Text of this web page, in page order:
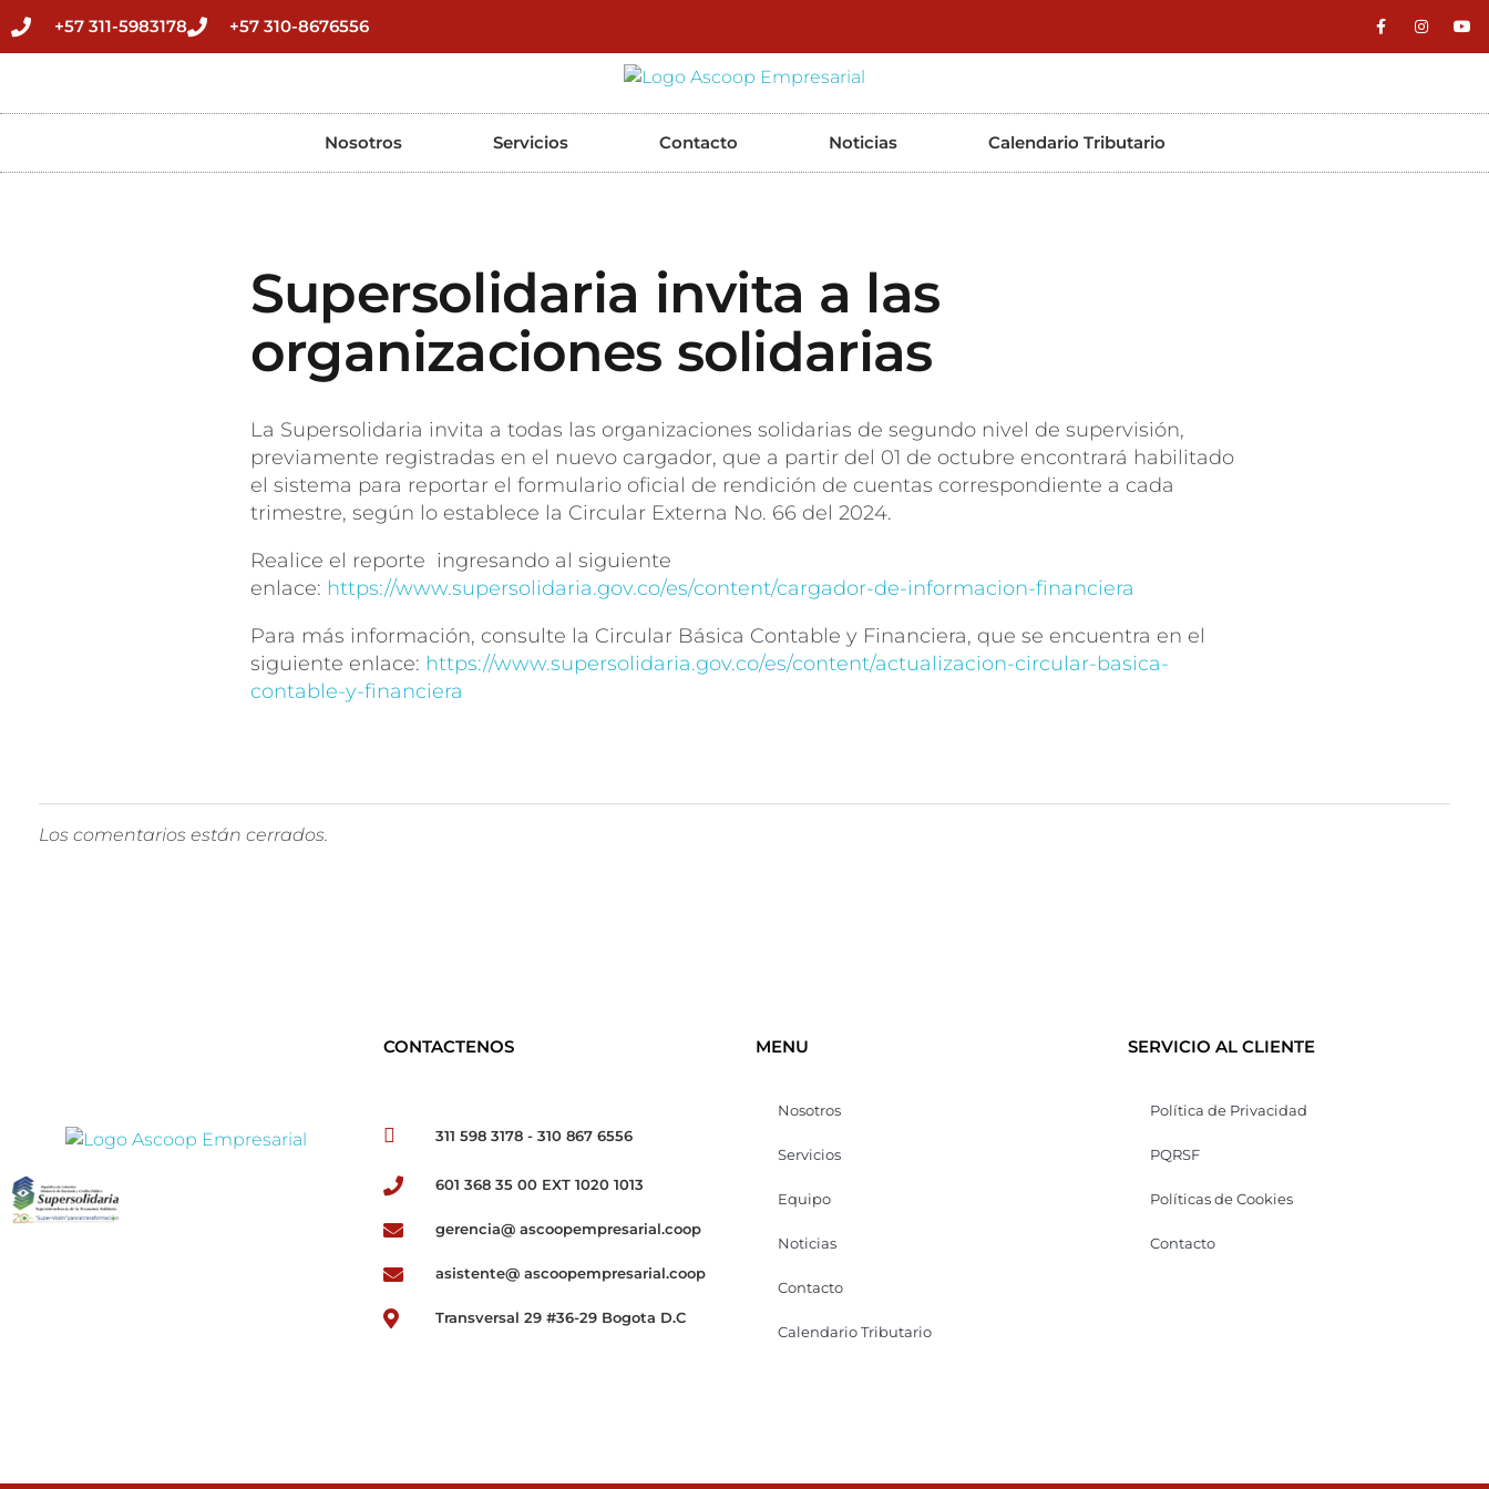
+57 311-5983178 +57 310-8676556
Nosotros Servicios Contacto Noticias Calendario Tributario
Supersolidaria invita a las
organizaciones solidarias
La Supersolidaria invita a todas las organizaciones solidarias de segundo nivel de supervisión,
previamente registradas en el nuevo cargador, que a partir del 01 de octubre encontrará habilitado
el sistema para reportar el formulario oficial de rendición de cuentas correspondiente a cada
trimestre, según lo establece la Circular Externa No. 66 del 2024.
Realice el reporte ingresando al siguiente
enlace: https://www.supersolidaria.gov.co/es/content/cargador-de-informacion-financiera
Para más información, consulte la Circular Básica Contable y Financiera, que se encuentra en el
siguiente enlace: https://www.supersolidaria.gov.co/es/content/actualizacion-circular-basica-
contable-y-financiera
Los comentarios están cerrados.
CONTACTENOS
311 598 3178 - 310 867 6556
601 368 35 00 EXT 1020 1013
gerencia@ ascoopempresarial.coop
asistente@ ascoopempresarial.coop
Transversal 29 #36-29 Bogota D.C
MENU
Nosotros
Servicios
Equipo
Noticias
Contacto
Calendario Tributario
SERVICIO AL CLIENTE
Política de Privacidad
PQRSF
Políticas de Cookies
Contacto